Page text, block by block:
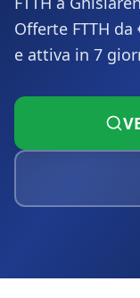
Offerte FTTH
e attiva in 7